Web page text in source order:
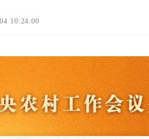
10:24:00